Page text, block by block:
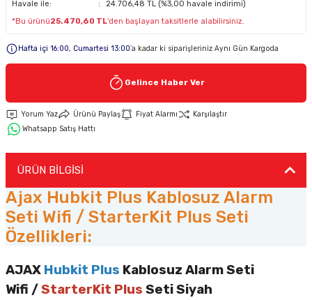
Havale ile:
24.706,48 TL (%3,00 havale indirimi)
*Bu ürünü25.470,60 TL'den başlayan taksitlerle alabilirsiniz.
Hafta içi 16:00, Cumartesi 13:00’a kadar ki siparişleriniz Aynı Gün Kargoda
Gelince Haber Ver
Yorum Yaz Ürünü Paylaş Fiyat Alarmı
Karşılaştır
Whatsapp Satış Hattı
ÜRÜN BİLGİSİ
Ajax Hubkit Plus Kablosuz Alarm
Seti Wifi / StarterKit Plus Seti
Özellikleri:
AJAX Hubkit Plus Kablosuz Alarm Seti
Wifi /StarterKit Plus Seti Siyah